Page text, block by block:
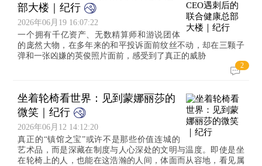
部大楼｜纪行
2026年06月19 16:07:22
一个拥有千亿资产、无数精算师和游说团体
的庞然大物，在多年来的和平投诉面前纹丝不动，却在三颗子
弹和一张凶嫌的英俊照片面前，感受到了真正的威胁
2
坐着轮椅看世界：见到蒙娜丽莎的
微笑｜纪行
2026年06月12 14:12:20
真正的“镇馆之宝”或许不是那些价值连城的
艺术品，而是深藏在制度与人心深处的文明与温度。即使是坐
在轮椅上的人，也能在这浩瀚的人间，体面而从容地，看见属